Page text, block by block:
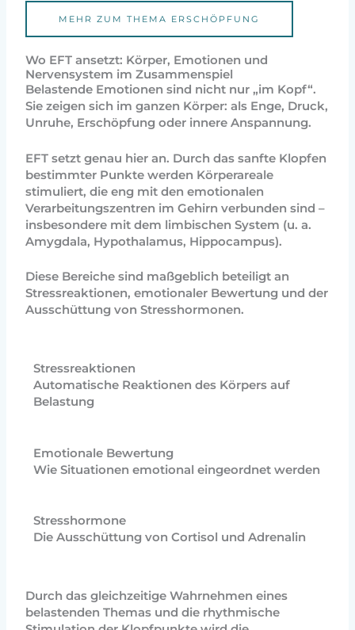
MEHR ZUM THEMA ERSCHÖPFUNG
Wo EFT ansetzt: Körper, Emotionen und
Nervensystem im Zusammenspiel
Belastende Emotionen sind nicht nur „im Kopf“.
Sie zeigen sich im ganzen Körper: als Enge, Druck,
Unruhe, Erschöpfung oder innere Anspannung.
EFT setzt genau hier an. Durch das sanfte Klopfen
bestimmter Punkte werden Körperareale
stimuliert, die eng mit den emotionalen
Verarbeitungszentren im Gehirn verbunden sind –
insbesondere mit dem limbischen System (u. a.
Amygdala, Hypothalamus, Hippocampus).
Diese Bereiche sind maßgeblich beteiligt an
Stressreaktionen, emotionaler Bewertung und der
Ausschüttung von Stresshormonen.
Stressreaktionen
Automatische Reaktionen des Körpers auf
Belastung
Emotionale Bewertung
Wie Situationen emotional eingeordnet werden
Stresshormone
Die Ausschüttung von Cortisol und Adrenalin
Durch das gleichzeitige Wahrnehmen eines
belastenden Themas und die rhythmische